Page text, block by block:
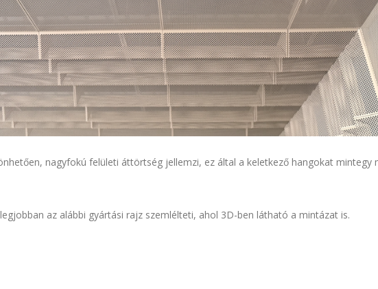
nagyfokú felületi áttörtség jellemzi, ez által a keletkező hangokat mintegy
az alábbi gyártási rajz szemlélteti, ahol 3D-ben látható a mintázat is.